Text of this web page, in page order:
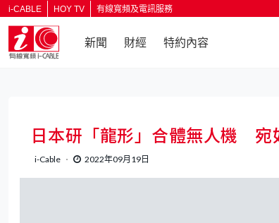
i-CABLE HOY TV 有線寬頻及電訊服務
新聞 財經 特約內容
返回
日本研「龍形」合體無人機
i-Cable 2022年09月19日